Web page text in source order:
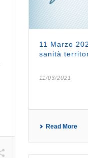
11 Marzo
sanità
11/03/2021
Read More